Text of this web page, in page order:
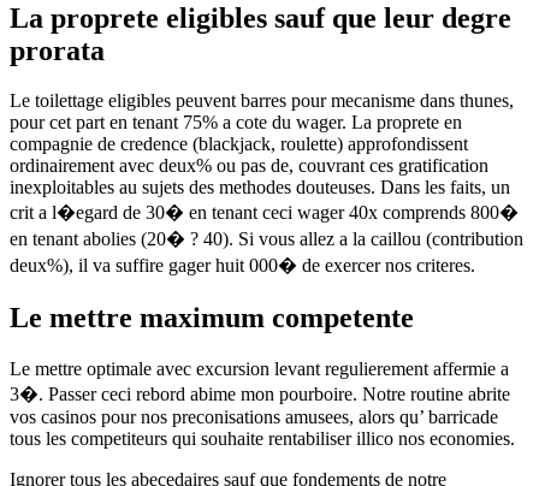
La proprete eligibles sauf que leur degre
prorata
Le toilettage eligibles peuvent barres pour mecanisme dans thunes,
pour cet part en tenant 75% a cote du wager. La proprete en
compagnie de credence (blackjack, roulette) approfondissent
ordinairement avec deux% ou pas de, couvrant ces gratification
inexploitables au sujets des methodes douteuses. Dans les faits, un
crit a l�egard de 30� en tenant ceci wager 40x comprends 800�
en tenant abolies (20� ? 40). Si vous allez a la caillou (contribution
deux%), il va suffire gager huit 000� de exercer nos criteres.
Le mettre maximum competente
Le mettre optimale avec excursion levant regulierement affermie a
3�. Passer ceci rebord abime mon pourboire. Notre routine abrite
vos casinos pour nos preconisations amusees, alors qu’ barricade
tous les competiteurs qui souhaite rentabiliser illico nos economies.
Ignorer tous les abecedaires sauf que fondements de notre